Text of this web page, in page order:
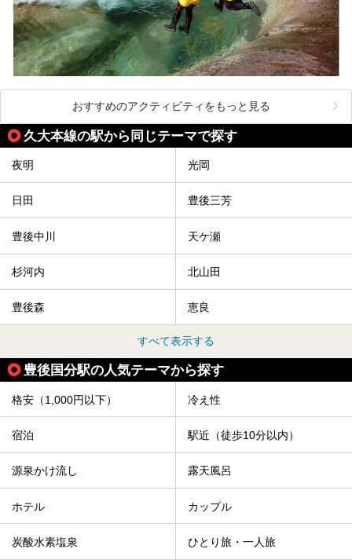
おすすめのアクティビティをもっと見る
久大本線の駅から同じテーマで探す
夜明 光岡
日田 豊後三芳
豊後中川 天ケ瀬
杉河内 北山田
豊後森 恵良
すべて表示する
豊後国分駅の人気テーマから探す
格安（1,000円以下） 冷え性
宿泊 駅近（徒歩10分以内）
源泉かけ流し 露天風呂
ホテル カップル
炭酸水素塩泉 ひとり旅・一人旅